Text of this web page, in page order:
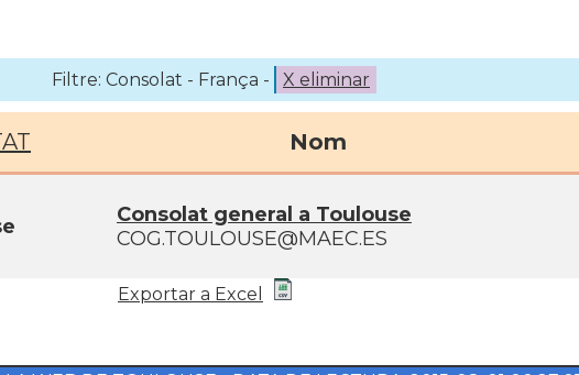
Filtre: Consolat - França - X eliminar
Nom
Consolat general a Toulouse
COG.TOULOUSE@MAEC.ES
Exportar a Excel